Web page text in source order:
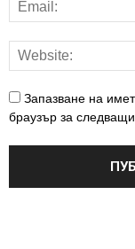
Запазване на
браузър за